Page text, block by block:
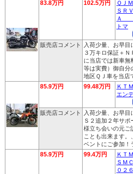
83.8万円
102.5万円
ＱＪ
ＳＲ
Ａ
トマ
販売店コメント
入荷少量、お早
３万キロ保証＋
に当店では新車
等は実費）御自分
地区ＱＪ車を当店
85.9万円
99.48万円
ＫＴ
エン
販売店コメント
入荷少量、お早
Ｓ２追加２年サ
様立ち会いの元ご
ことも出来ます
ベントにご参加！
85.9万円
99.4万円
ＫＴ
ＳＭ
０２